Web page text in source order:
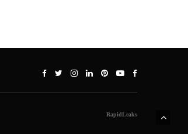
RapidLeaks